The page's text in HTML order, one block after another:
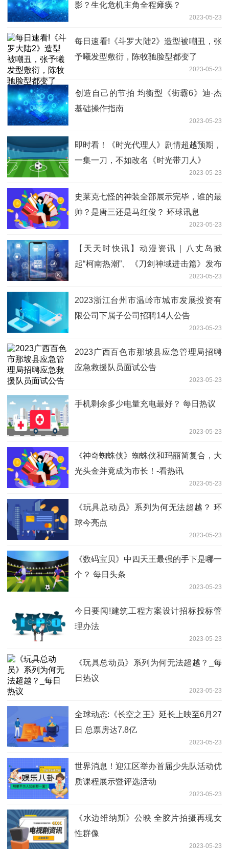
影？生化危机主角全程瘫痪？
2023-05-23
每日速看!《斗罗大陆2》造型被嘲丑，张
予曦发型敷衍，陈牧驰脸型都变了
2023-05-23
​创造自己的节拍 均衡型《街霸6》迪·杰
基础操作指南
2023-05-23
即时看！《时光代理人》剧情超越预期，
一集一刀，不如改名《时光带刀人》
2023-05-23
史莱克七怪的神装全部展示完毕，谁的最
帅？是唐三还是马红俊？ 环球讯息
2023-05-23
【天天时快讯】动漫资讯｜八丈岛掀
起“柯南热潮”、《刀剑神域进击篇》发布
2023-05-23
2023浙江台州市温岭市城市发展投资有
限公司下属子公司招聘14人公告
2023-05-23
2023广西百色市那坡县应急管理局招聘
应急救援队员面试公告
2023-05-23
手机剩余多少电量充电最好？ 每日热议
2023-05-23
《神奇蜘蛛侠》蜘蛛侠和玛丽简复合，大
光头金并竟成为市长！-看热讯
2023-05-23
《玩具总动员》系列为何无法超越？ 环
球今亮点
2023-05-23
《数码宝贝》中四天王最强的手下是哪一
个？ 每日头条
2023-05-23
今日要闻!建筑工程方案设计招标投标管
理办法
2023-05-23
《玩具总动员》系列为何无法超越？_每
日热议
2023-05-23
全球动态:《长空之王》延长上映至6月27
日 总票房达7.8亿
2023-05-23
世界消息！迎江区举办首届少先队活动优
质课程展示暨评选活动
2023-05-23
《水边维纳斯》公映 全胶片拍摄再现女
性群像
2023-05-23